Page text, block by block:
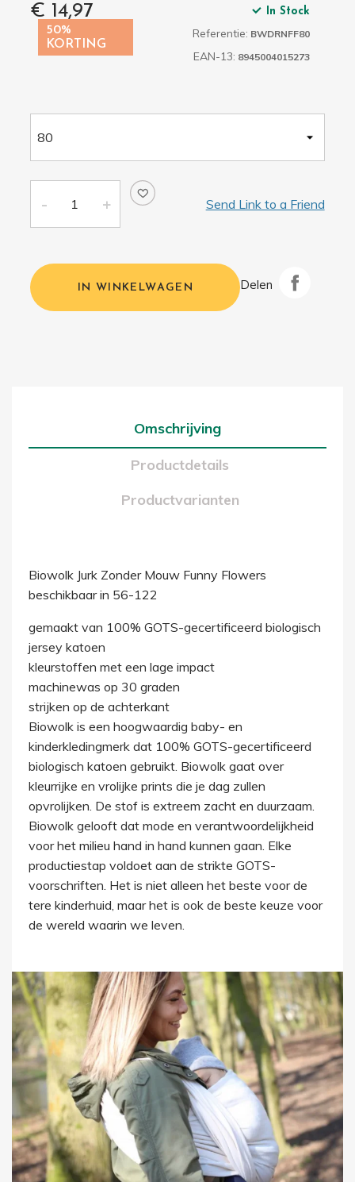
€ 14,97
50%
KORTING
In Stock
Referentie: BWDRNFF80
EAN-13: 8945004015273
Send Link to a Friend
IN WINKELWAGEN Delen
Omschrijving
Productdetails
Productvarianten
Biowolk Jurk Zonder Mouw Funny Flowers
beschikbaar in 56-122
gemaakt van 100% GOTS-gecertificeerd biologisch
jersey katoen
kleurstoffen met een lage impact
machinewas op 30 graden
strijken op de achterkant
Biowolk is een hoogwaardig baby- en
kinderkledingmerk dat 100% GOTS-gecertificeerd
biologisch katoen gebruikt. Biowolk gaat over
kleurrijke en vrolijke prints die je dag zullen
opvrolijken. De stof is extreem zacht en duurzaam.
Biowolk gelooft dat mode en verantwoordelijkheid
voor het milieu hand in hand kunnen gaan. Elke
productiestap voldoet aan de strikte GOTS-
voorschriften. Het is niet alleen het beste voor de
tere kinderhuid, maar het is ook de beste keuze voor
de wereld waarin we leven.